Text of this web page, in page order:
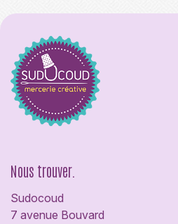
Nous trouver.
Sudocoud
7 avenue Bouvard